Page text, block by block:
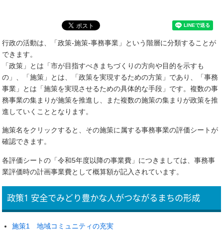
行政の活動は、「政策-施策-事務事業」という階層に分類することが
できます。
「政策」とは「市が目指すべきまちづくりの方向や目的を示すも
の」、「施策」とは、「政策を実現するための方策」であり、「事務
事業」とは「施策を実現させるための具体的な手段」です。複数の事
務事業の集まりが施策を推進し、また複数の施策の集まりが政策を推
進していくこととなります。
施策名をクリックすると、その施策に属する事務事業の評価シートが
確認できます。
各評価シートの「令和5年度以降の事業費」につきましては、事務事
業評価時の計画事業費として概算額が記入されています。
政策1 安全でみどり豊かな人がつながるまちの形成
施策1 地域コミュニティの充実